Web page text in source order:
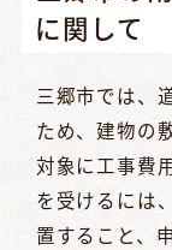
に関して
三郷市では、
ため、建物の
対象に工事費
を受けるには
置すること、